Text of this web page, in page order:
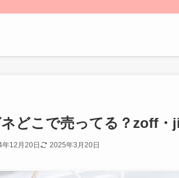
どこで売ってる？zoff・
年12月20日 2025年3月20日